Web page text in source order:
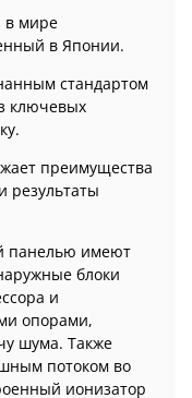
в мире
в Японии.
стандартом
ключевых
преимущества
результаты
панелью имеют
блоки
и
опорами,
шума. Также
потоком во
ионизатор